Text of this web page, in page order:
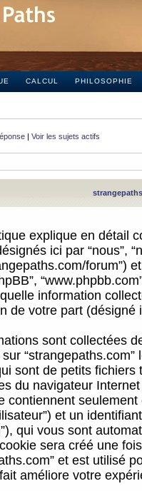
CALCUL PHILOSOPHIE
| Voir les sujets actifs
explique en détail
ici par “nous”,
forum”)
quelle information
de votre part (désigné
sont collectées
sont de petits
du navigateur
contiennent
et un
qui vous sont
sera créé une
et est utilisé
améliore votre